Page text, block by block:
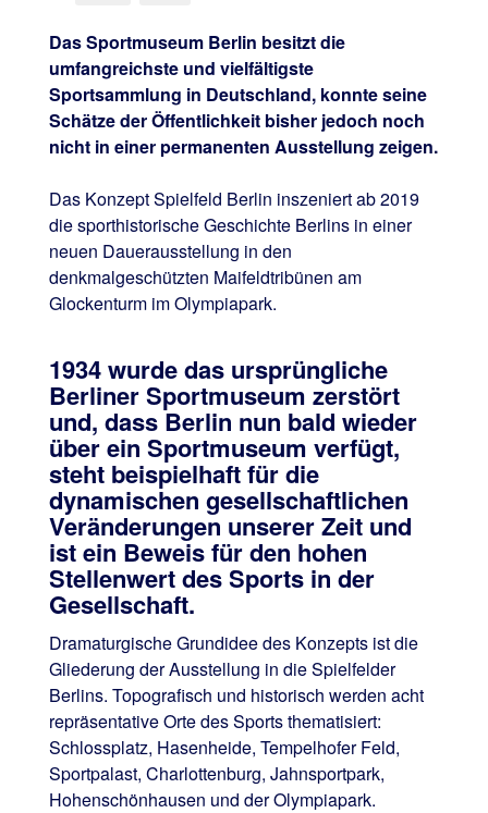
Das Sportmuseum Berlin besitzt die
umfangreichste und vielfältigste
Sportsammlung in Deutschland, konnte seine
Schätze der Öffentlichkeit bisher jedoch noch
nicht in einer permanenten Ausstellung zeigen.
Das Konzept Spielfeld Berlin inszeniert ab 2019
die sporthistorische Geschichte Berlins in einer
neuen Dauerausstellung in den
denkmalgeschützten Maifeldtribünen am
Glockenturm im Olympiapark.
1934 wurde das ursprüngliche
Berliner Sportmuseum zerstört
und, dass Berlin nun bald wieder
über ein Sportmuseum verfügt,
steht beispielhaft für die
dynamischen gesellschaftlichen
Veränderungen unserer Zeit und
ist ein Beweis für den hohen
Stellenwert des Sports in der
Gesellschaft.
Dramaturgische Grundidee des Konzepts ist die
Gliederung der Ausstellung in die Spielfelder
Berlins. Topografisch und historisch werden acht
repräsentative Orte des Sports thematisiert:
Schlossplatz, Hasenheide, Tempelhofer Feld,
Sportpalast, Charlottenburg, Jahnsportpark,
Hohenschönhausen und der Olympiapark.